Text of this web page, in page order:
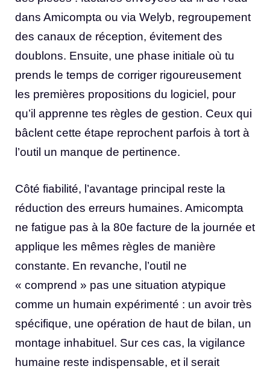
dans Amicompta ou via Welyb, regroupement
des canaux de réception, évitement des
doublons. Ensuite, une phase initiale où tu
prends le temps de corriger rigoureusement
les premières propositions du logiciel, pour
qu’il apprenne tes règles de gestion. Ceux qui
bâclent cette étape reprochent parfois à tort à
l’outil un manque de pertinence.
Côté fiabilité, l’avantage principal reste la
réduction des erreurs humaines. Amicompta
ne fatigue pas à la 80e facture de la journée et
applique les mêmes règles de manière
constante. En revanche, l’outil ne
« comprend » pas une situation atypique
comme un humain expérimenté : un avoir très
spécifique, une opération de haut de bilan, un
montage inhabituel. Sur ces cas, la vigilance
humaine reste indispensable, et il serait